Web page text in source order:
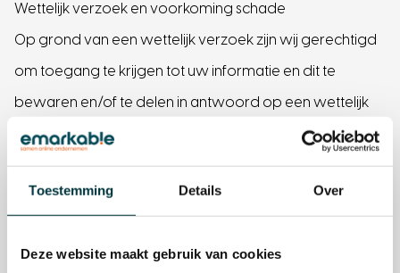
Toestemming Details Over
Deze website maakt gebruik van cookies
Wettelijk verzoek en voorkoming schade
Op grond van een wettelijk verzoek zijn wij gerechtigd
om toegang te krijgen tot uw informatie en dit te
bewaren en/of te delen in antwoord op een wettelijk
verzoek (zoals een huiszoekingsbevel, gerechtelijk
bevel of een dagvaarding). Wij zijn ook gerechtigd om
uw informatie te bewaren en/of te delen wanneer wij
voorkomen en aankaarten van fraude of andere